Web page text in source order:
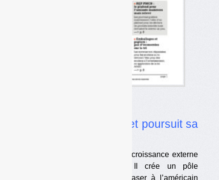
Le marché du déchet poursuit sa
Le groupe Paprec continue sa croissance externe
avec plusieurs acquisitions. Il crée un pôle
« énergies ». La vente d’Urbaser à l’américain